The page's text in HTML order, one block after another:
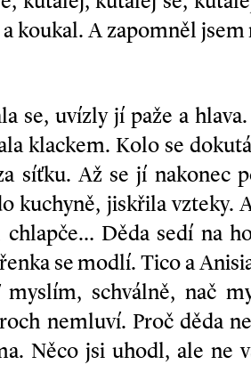
koukal. A zapomněl
se, uvízly jí paže a
klackem. Kolo se
síťku. Až se jí nakonec
kuchyně, jiskřila vzteky.
Děda sedí na
se modlí. Tico a
schválně, nač
nemluví. Proč děda
Něco jsi uhodl, ale ne